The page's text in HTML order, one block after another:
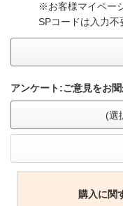
※お客様マイペー
SPコードは入力不
アンケート:ご意見をお
(選
購入に関